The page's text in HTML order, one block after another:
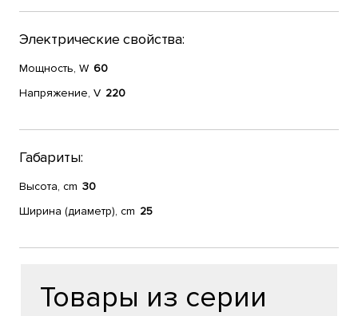
Электрические свойства:
Мощность, W 60
Напряжение, V 220
Габариты:
Высота, cm 30
Ширина (диаметр), cm 25
Товары из серии